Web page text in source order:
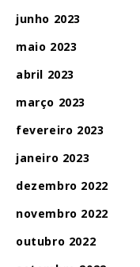
junho 2023
maio 2023
abril 2023
março 2023
fevereiro 2023
janeiro 2023
dezembro 2022
novembro 2022
outubro 2022